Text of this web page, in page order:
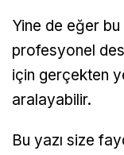
Yine de eğer
profesyonel
için gerçekten
aralayabilir.
Bu yazı size